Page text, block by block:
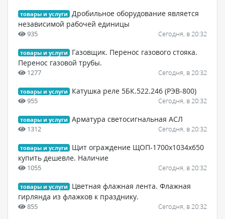
товары и услуги
Дробильное оборудование является
независимой рабочей единицы
935 Сегодня, в 20:32
товары и услуги
Газовщик. Перенос газового стояка.
Перенос газовой трубы.
1277 Сегодня, в 20:32
товары и услуги Катушка реле 5БК.522.246 (РЭВ-800)
955 Сегодня, в 20:32
товары и услуги Арматура светосигнальная АСЛ
1312 Сегодня, в 20:32
товары и услуги
Щит ограждение ЩОП-1700х1034х650
купить дешевле. Наличие
1055 Сегодня, в 20:32
товары и услуги
Цветная флажная лента. Флажная
гирлянда из флажков к празднику.
855 Сегодня, в 20:32